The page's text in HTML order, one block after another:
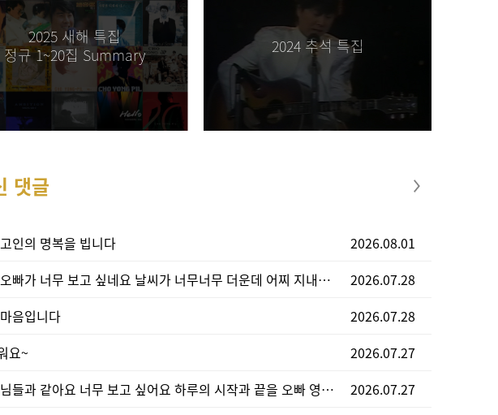
2025 새해 특집
정규 1~20집 Summary
2024 추석 특집
댓글
인의 명복을 빕니다
2026.08.01
저도 오빠가 너무 보고 싶네요 날씨가 너무너무 더운데 어찌 지내시는지 건강은 괜챦으신지 너무 보고 싶어요~^
2026.07.28
음입니다
2026.07.28
요~
2026.07.27
저도 님들과 같아요 너무 보고 싶어요 하루의 시작과 끝을 오빠 영상으로 달래보고 있긴한데 너어무 보고 싶어요 우째 학창시절보다 더한 증상이@@ 혹시나 소식 있으려나 싶어 기웃거립니다 무더위 잘 보내고나면 반가운 소식 들려오길 비나이다~!
2026.07.27